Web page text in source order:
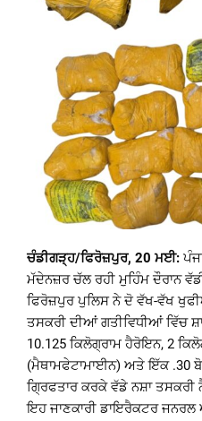
ਚੰਡੀਗੜ੍ਹ/ਫਿਰੋਜ਼ਪੁਰ, 20 ਮਈ:
ਮੱਦੇਨਜ਼ਰ ਚੱਲ ਰਹੀ ਮੁਹਿੰਮ ਦੌਰਾਨ
ਫਿਰੋਜ਼ਪੁਰ ਪੁਲਿਸ ਨੇ ਦੋ ਵੱਖ-ਵੱਖ
ਤਸਕਰੀ ਦੀਆਂ ਗਤੀਵਿਧੀਆਂ ਵਿੱਚ
10.125 ਕਿਲੋਗ੍ਰਾਮ ਹੈਰੋਇਨ, 2
(ਮੈਥਾਮਫੇਟਾਮਾਈਨ) ਅਤੇ ਇੱਕ .30
ਗ੍ਰਿਫਤਾਰ ਕਰਕੇ ਵੱਡੇ ਨਸ਼ਾ ਤਸਕਰੀ
ਇਹ ਜਾਣਕਾਰੀ ਡਾਇਰੈਕਟਰ ਜਨਰਲ